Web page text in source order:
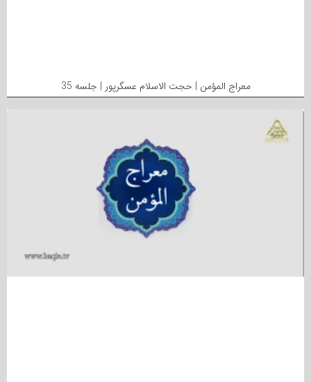
معراج المؤمن | حجت الاسلام عسگرپور | جلسه 35